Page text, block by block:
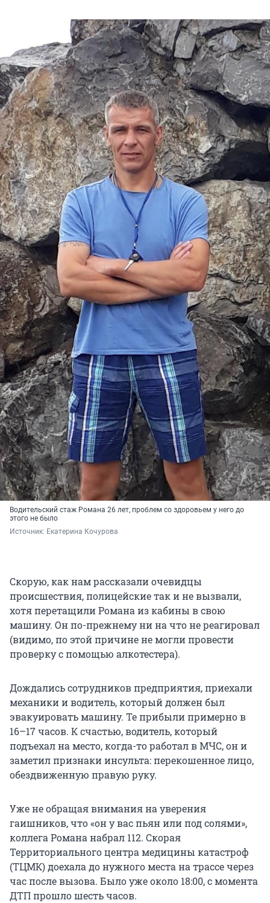
Водительский стаж Романа 26 лет, проблем со здоровьем у него до
этого не было
Источник: Екатерина Кочурова
Скорую, как нам рассказали очевидцы
происшествия, полицейские так и не вызвали,
хотя перетащили Романа из кабины в свою
машину. Он по-прежнему ни на что не реагировал
(видимо, по этой причине не могли провести
проверку с помощью алкотестера).
Дождались сотрудников предприятия, приехали
механики и водитель, который должен был
эвакуировать машину. Те прибыли примерно в
16–17 часов. К счастью, водитель, который
подъехал на место, когда-то работал в МЧС, он и
заметил признаки инсульта: перекошенное лицо,
обездвиженную правую руку.
Уже не обращая внимания на уверения
гаишников, что «он у вас пьян или под солями»,
коллега Романа набрал 112. Скорая
Территориального центра медицины катастроф
(ТЦМК) доехала до нужного места на трассе через
час после вызова. Было уже около 18:00, с момента
ДТП прошло шесть часов.